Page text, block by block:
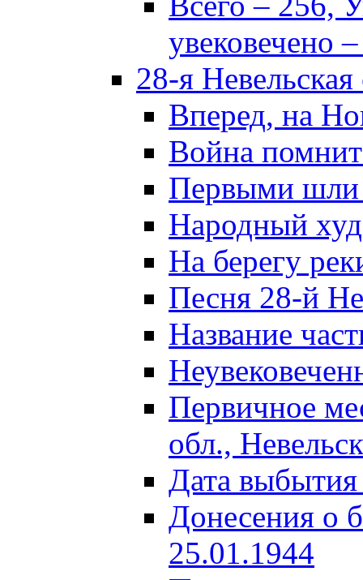
увековечено
28-я Невельская
Вперед, на
Война
Первыми шли
Народный
На берегу
Песня 28-й
Название
Первичное
обл.,
Дата
Донесения о
25.01.1944